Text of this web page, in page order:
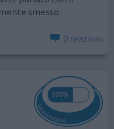
smesso.
0 reazioni